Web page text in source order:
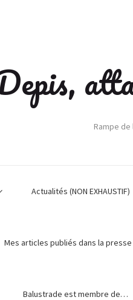
Rampe
Actualités (NON EXHAUSTIF)
Mes articles publiés dans la presse
Balustrade est membre de…